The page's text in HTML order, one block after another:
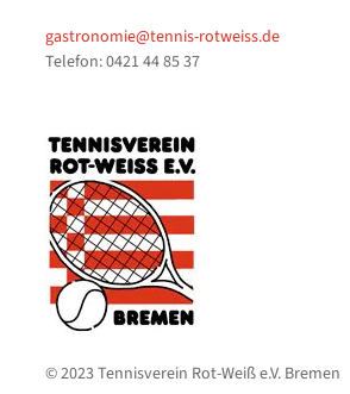
gastronomie@tennis-rotweiss.de
Telefon: 0421 44 85 37
© 2023 Tennisverein Rot-Weiß e.V. Bremen